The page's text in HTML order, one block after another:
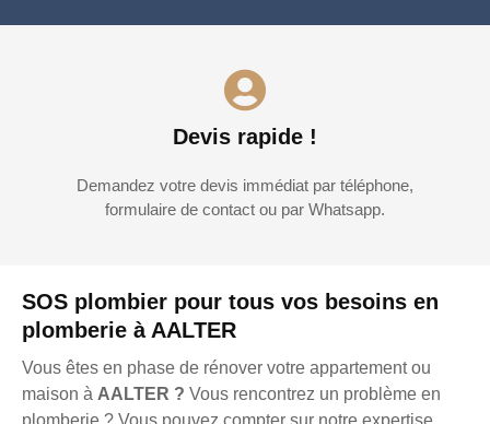
SOS plombier pour tous vos besoins en
plomberie à AALTER
Vous êtes en phase de rénover votre appartement ou
maison à AALTER ? Vous rencontrez un problème en
Devis rapide !
Demandez votre devis immédiat par téléphone,
formulaire de contact ou par Whatsapp.